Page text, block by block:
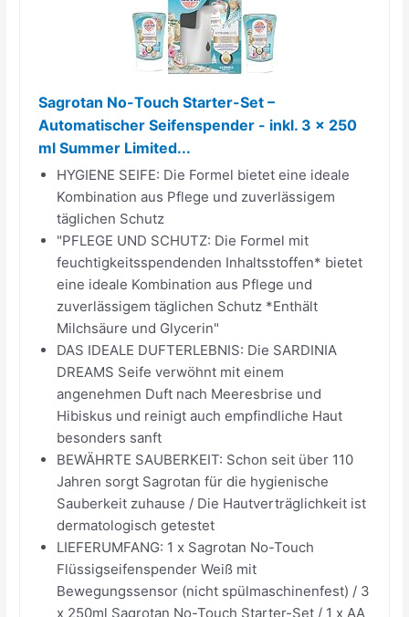
Sagrotan No-Touch Starter-Set –
Automatischer Seifenspender - inkl. 3 x 250
ml Summer Limited...
HYGIENE SEIFE: Die Formel bietet eine ideale
Kombination aus Pflege und zuverlässigem
täglichen Schutz
"PFLEGE UND SCHUTZ: Die Formel mit
feuchtigkeitsspendenden Inhaltsstoffen* bietet
eine ideale Kombination aus Pflege und
zuverlässigem täglichen Schutz *Enthält
Milchsäure und Glycerin"
DAS IDEALE DUFTERLEBNIS: Die SARDINIA
DREAMS Seife verwöhnt mit einem
angenehmen Duft nach Meeresbrise und
Hibiskus und reinigt auch empfindliche Haut
besonders sanft
BEWÄHRTE SAUBERKEIT: Schon seit über 110
Jahren sorgt Sagrotan für die hygienische
Sauberkeit zuhause / Die Hautverträglichkeit ist
dermatologisch getestet
LIEFERUMFANG: 1 x Sagrotan No-Touch
Flüssigseifenspender Weiß mit
Bewegungssensor (nicht spülmaschinenfest) / 3
x 250ml Sagrotan No-Touch Starter-Set / 1 x AA